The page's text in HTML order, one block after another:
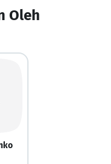
Oleh